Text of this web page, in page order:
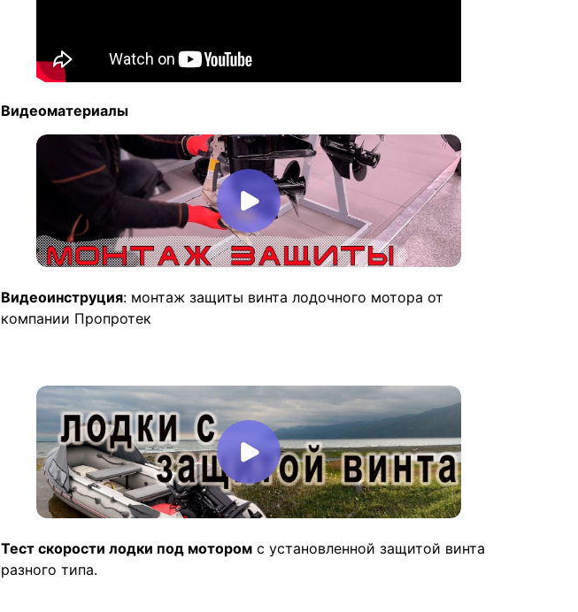
Видеоматериалы
Видеоинструция: монтаж защиты винта лодочного мотора от
компании Пропротек
Тест скорости лодки под мотором с установленной защитой винта
разного типа.